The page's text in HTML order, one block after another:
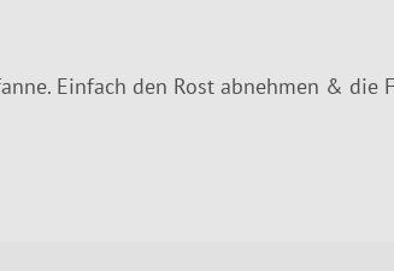
Einfach den Rost abnehmen & die